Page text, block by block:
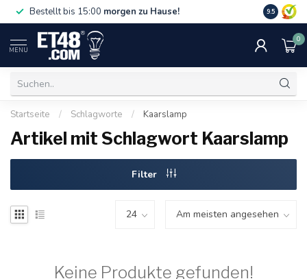
Bestellt bis 15:00 morgen zu Hause! 75 €. Nur
9.5
MENU
0
Startseite / Schlagworte / Kaarslamp
Artikel mit Schlagwort Kaarslamp
Filter
Keine Produkte gefunden!